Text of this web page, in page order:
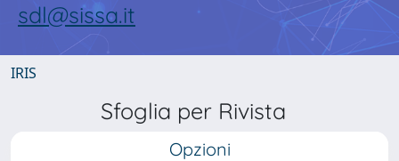
sdl@sissa.it
IRIS
Sfoglia per Rivista
Opzioni